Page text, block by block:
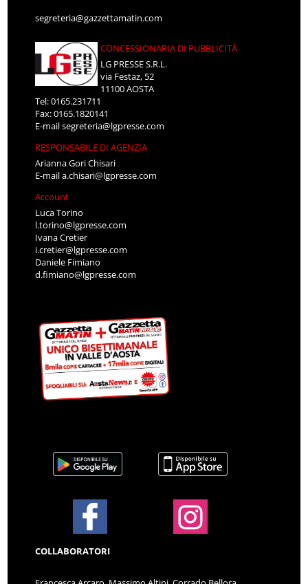
segreteria@gazzettamatin.com
CONCESSIONARIA DI PUBBLICITÀ
LG PRESSE S.R.L.
via Festaz, 52
11100 AOSTA
Tel: 0165.231711
Fax: 0165.1820141
E-mailsegreteria@lgpresse.com
RESPONSABILE DI AGENZIA
Arianna Gori Chisari
E-maila.chisari@lgpresse.com
Account
Luca Torino
l.torino@lgpresse.com
Ivana Cretier
i.cretier@lgpresse.com
Daniele Fimiano
d.fimiano@lgpresse.com
COLLABORATORI